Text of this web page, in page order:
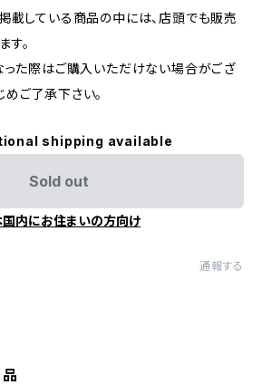
掲載している商品の中には、店頭でも販売
す。
た際はご購入いただけない場合がござ
めご了承下さい。
shipping available
Sold out
国内にお住まいの方向け
通報する